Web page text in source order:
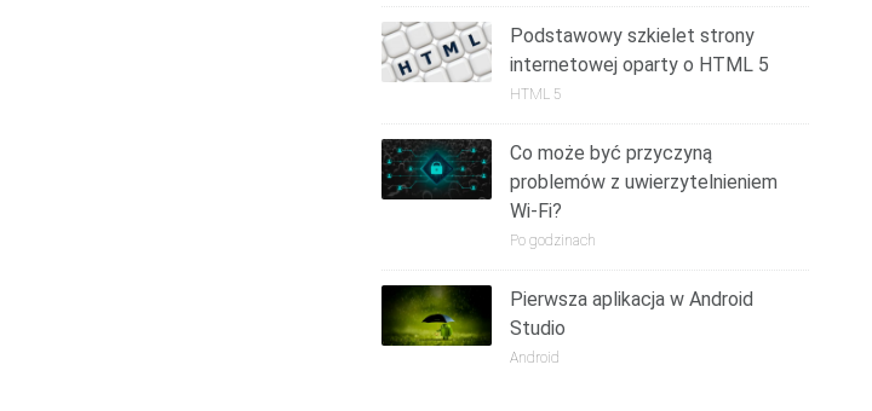
Podstawowy szkielet strony
internetowej oparty o HTML 5
HTML 5
Co może być przyczyną
problemów z uwierzytelnieniem
Wi-Fi?
Po godzinach
Pierwsza aplikacja w Android
Studio
Android